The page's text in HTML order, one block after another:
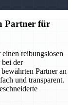
Partner für
reibungslosen
der
Partner an
und transparent.